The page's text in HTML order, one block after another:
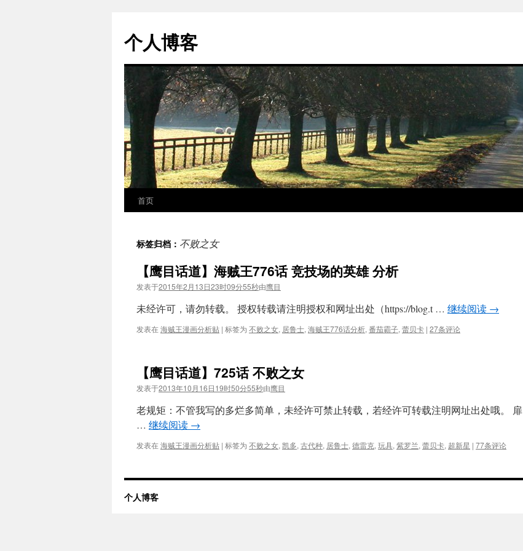
个人博客
正
首页
标签归档： 不败之女
【鹰目话道】海贼王776话 竞技场的英雄 分析
发表于2015年2月13日23时09分55秒由鹰目
未经许可，请勿转载。 授权转载请注明授权和网址出处（https://blog.t … 继续阅读 →
发表在海贼王漫画分析贴 | 标签为 不败之女, 居鲁士, 海贼王776话分析, 番茄霸子, 蕾贝卡 | 27条评论
【鹰目话道】725话 不败之女
发表于2013年10月16日19时50分55秒由鹰目
老规矩：不管我写的多烂多简单，未经许可禁止转载，若经许可转载注明网址出处哦。 扉
… 继续阅读 →
发表在海贼王漫画分析贴 | 标签为 不败之女, 凯多, 古代种, 居鲁士, 德雷克, 玩具, 紫罗兰, 蕾贝卡, 超新星 | 77条评论
个人博客